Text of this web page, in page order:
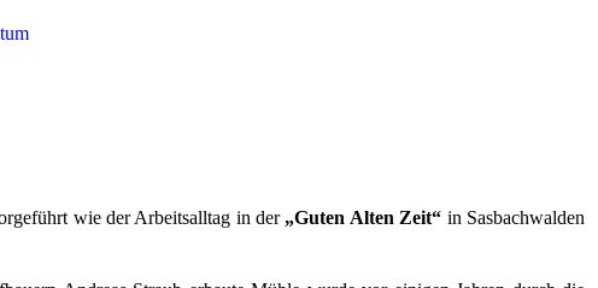
wie der Arbeitsalltag in der „Guten Alten Zeit“ in Sasbachwalden